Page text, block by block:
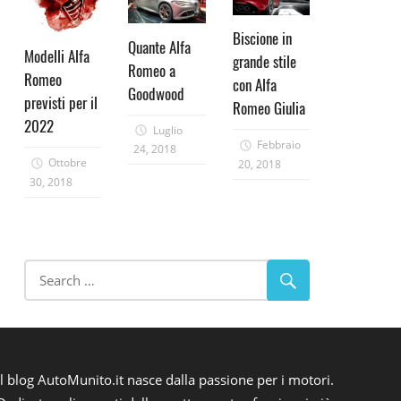
Modelli Alfa
Romeo
previsti per il
2022
Ottobre
30, 2018
Quante Alfa
Romeo a
Goodwood
Luglio
24, 2018
Biscione in
grande stile
con Alfa
Romeo Giulia
Febbraio
20, 2018
blog AutoMunito.it nasce dalla passione per i motori.